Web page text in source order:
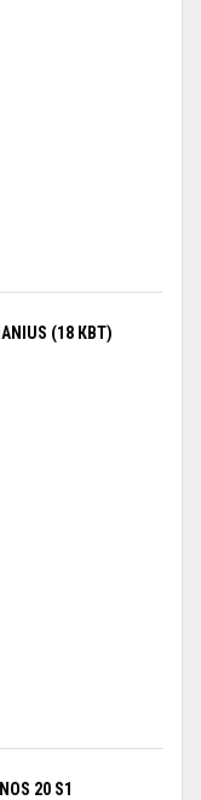
(18 КВТ)
20 S1